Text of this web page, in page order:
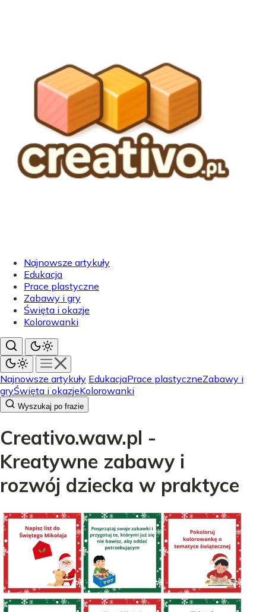
Najnowsze artykuły
Edukacja
Prace plastyczne
Zabawy i gry
Święta i okazje
Kolorowanki
Najnowsze artykuły EdukacjaPrace plastyczneZabawy i
gryŚwięta i okazjeKolorowanki
Wyszukaj po frazie
Creativo.waw.pl -
Kreatywne zabawy i
rozwój dziecka w praktyce